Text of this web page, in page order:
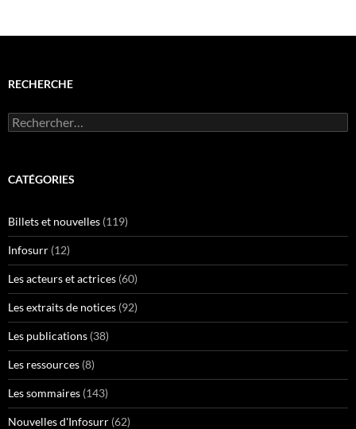
RECHERCHE
Rechercher :
CATÉGORIES
Billets et nouvelles (119)
Infosurr (12)
Les acteurs et actrices (60)
Les extraits de notices (92)
Les publications (38)
Les ressources (8)
Les sommaires (143)
Nouvelles d'Infosurr (62)